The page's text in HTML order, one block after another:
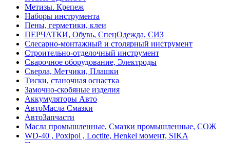
Метизы. Крепеж
Наборы инструмента
Пены, герметики, клеи
ПЕРЧАТКИ, Обувь, СпецОдежда, СИЗ
Слесарно-монтажный и столярный инструмент
Строительно-отделочный инструмент
Сварочное оборудование, Электроды
Сверла, Метчики, Плашки
Тиски, станочная оснастка
Замочно-скобяные изделия
Аккумуляторы Авто
АвтоМасла Смазки
АвтоЗапчасти
Масла промышленные, Смазки промышленные, СОЖ
WD-40 , Poxipol , Loctite, Henkel момент, SIKA